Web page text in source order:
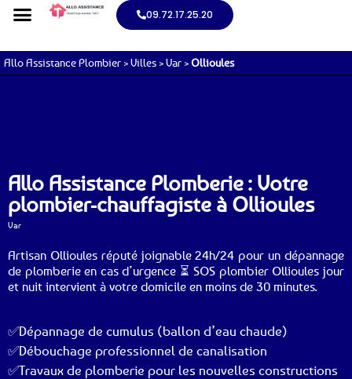
09.72.17.25.20
Allo Assistance Plombier >Villes >Var >Ollioules
Allo Assistance Plomberie : Votre
plombier-chauffagiste à Ollioules
Var
Artisan Ollioules réputé joignable 24h/24 pour un dépannage
de plomberie en cas d’urgence ⏳ SOS plombier Ollioules jour
et nuit intervient à votre domicile en moins de 30 minutes.
✅Dépannage de cumulus (ballon d’eau chaude)
✅Débouchage professionnel de canalisation
✅Travaux de plomberie pour les nouvelles constructions